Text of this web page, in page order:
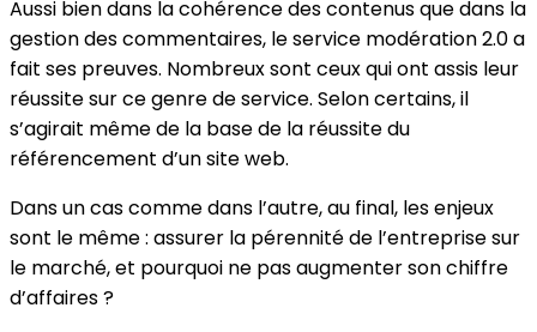
Aussi bien dans la cohérence des contenus que dans la
gestion des commentaires, le service modération 2.0 a
fait ses preuves. Nombreux sont ceux qui ont assis leur
réussite sur ce genre de service. Selon certains, il
s’agirait même de la base de la réussite du
référencement d’un site web.
Dans un cas comme dans l’autre, au final, les enjeux
sont le même : assurer la pérennité de l’entreprise sur
le marché, et pourquoi ne pas augmenter son chiffre
d’affaires ?